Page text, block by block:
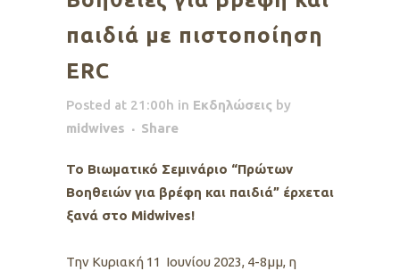
παιδιά με πιστοποίηση
ERC
Posted at 21:00h in Εκδηλώσεις by
midwives
Share
Το Βιωματικό Σεμινάριο “Πρώτων
Βοηθειών για βρέφη και παιδιά” έρχεται
ξανά στο Midwives!
Την Κυριακή 11 Iουνίου 2023, 4-8μμ, η